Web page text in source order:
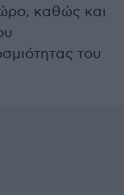
καθώς και
του